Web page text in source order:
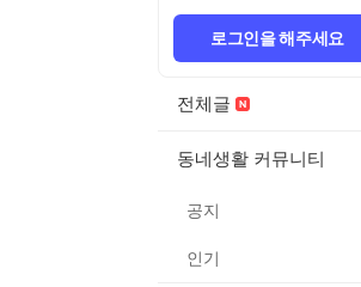
로그인을 해주세요
전체글
동네생활 커뮤니티
공지
인기